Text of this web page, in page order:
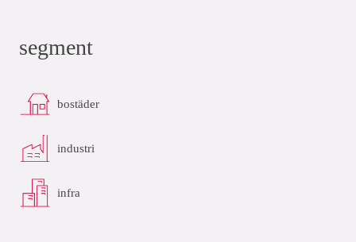
segment
bostäder
industri
infra